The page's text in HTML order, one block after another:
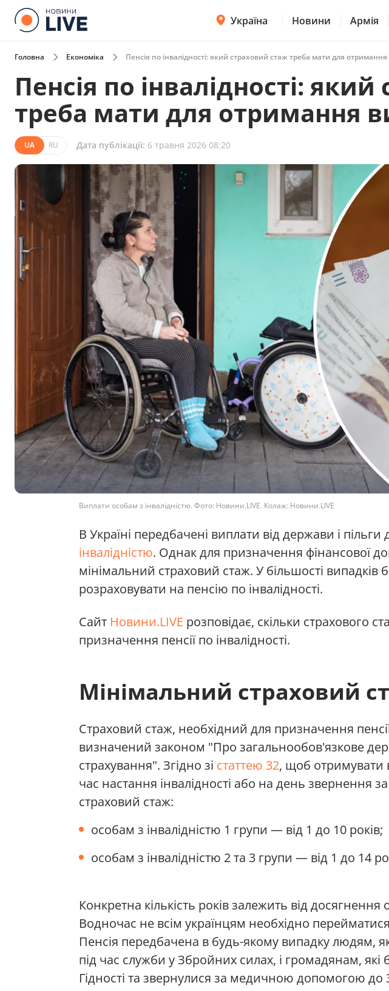
Україна Новини Армія
Головна Економіка Пенсія по інвалідності: який страховий стаж треба мати для
Пенсія по інвалідності:
треба мати для отримання
UA RU Дата публікації: 6 травня 2026 08:20
Виплати особам з інвалідністю. Фото: Новини.LIVE. Колаж: Новини.LIVE
В Україні передбачені виплати від держави і пільги
інвалідністю. Однак для призначення фінансової
мінімальний страховий стаж. У більшості випадків
розраховувати на пенсію по інвалідності.
Сайт Новини.LIVE розповідає, скільки страхового
призначення пенсії по інвалідності.
Мінімальний страховий
Страховий стаж, необхідний для призначення пенсії
визначений законом "Про загальнообов'язкове
страхування". Згідно зі статтею 32, щоб отримувати
час настання інвалідності або на день звернення
страховий стаж:
особам з інвалідністю 1 групи — від 1 до 10 років;
особам з інвалідністю 2 та 3 групи — від 1 до 14
Конкретна кількість років залежить від
Водночас не всім українцям необхідно
Пенсія передбачена в будь-якому випадку людям,
під час служби у Збройних силах, і громадянам, які
Гідності та звернулися за медичною допомогою до